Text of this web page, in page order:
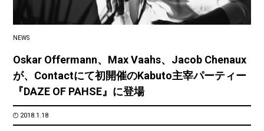
NEWS
Oskar Offermann、Max Vaahs、Jacob Chenaux
が、Contactにて初開催のKabuto主宰パーティー
『DAZE OF PAHSE』に登場
2018.1.18